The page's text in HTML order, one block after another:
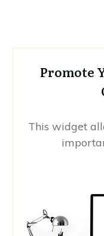
Promote
This widget